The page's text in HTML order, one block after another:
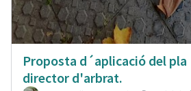
Proposta d´aplicació del pla
director d'arbrat.